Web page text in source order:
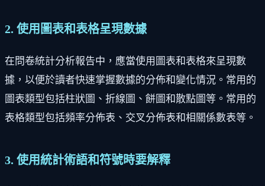
2. 使用圖表和表格呈現數據
在問卷統計分析報告中，應當使用圖表和表格來呈現數
據，以便於讀者快速掌握數據的分佈和變化情況。常用的
圖表類型包括柱狀圖、折線圖、餅圖和散點圖等。常用的
表格類型包括頻率分佈表、交叉分佈表和相關係數表等。
3. 使用統計術語和符號時要解釋